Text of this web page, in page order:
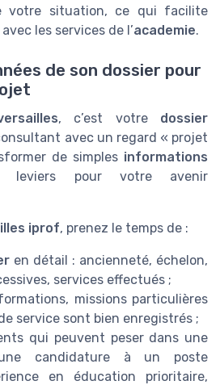
votre situation, ce qui facilite
les services de l’academie.
de son dossier pour
, c’est votre dossier
avec un regard « projet
de simples informations
leviers pour votre avenir
iprof, prenez le temps de :
en détail : ancienneté, échelon,
services effectués ;
missions particulières
service sont bien enregistrés ;
qui peuvent peser dans une
candidature à un poste
en éducation prioritaire,